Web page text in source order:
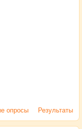
опросы Результаты